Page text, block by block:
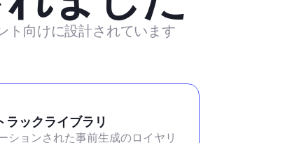
ト向けに設計されています
ラックライブラリ
ションされた事前生成のロイヤリ